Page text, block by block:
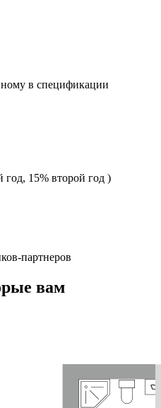
в спецификации
год, 15% второй год )
партнеров
вам